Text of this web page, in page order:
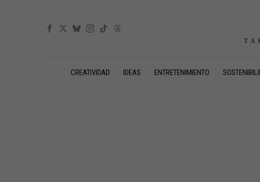
CREATIVIDAD IDEAS ENTRETENIMIENTO